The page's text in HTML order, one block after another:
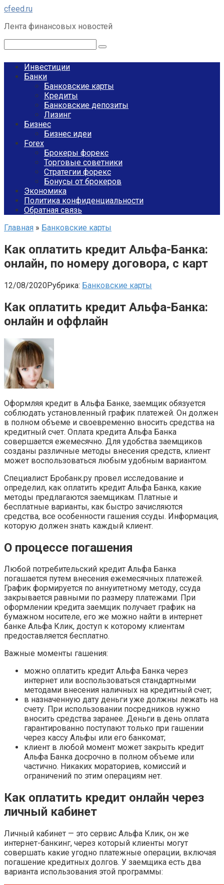
Перейти
контенту
cfeed.ru
Лента финансовых новостей
Инвестиции
Банки
Банковские карты
Кредиты
Банковские депозиты
Лизинг
Бизнес
Бизнес идеи
Forex
Брокеры форекс
Торговые советники
Стратегии форекс
Бонусы от брокеров
Экономика
Политика конфиденциальности
Обратная связь
Главная » Банковские карты
Как оплатить кредит Альфа-Банка:
онлайн, по номеру договора, с карт
12/08/2020Рубрика: Банковские карты
Как оплатить кредит Альфа-Банка:
онлайн и оффлайн
Оформляя кредит в Альфа Банке, заемщик обязуется
соблюдать установленный график платежей. Он должен
в полном объеме и своевременно вносить средства на
кредитный счет. Оплата кредита Альфа Банка
совершается ежемесячно. Для удобства заемщиков
созданы различные методы внесения средств, клиент
может воспользоваться любым удобным вариантом.
Специалист Бробанк.ру провел исследование и
определил, как оплатить кредит Альфа Банка, какие
методы предлагаются заемщикам. Платные и
бесплатные варианты, как быстро зачисляются
средства, все особенности гашения ссуды. Информация,
которую должен знать каждый клиент.
О процессе погашения
Любой потребительский кредит Альфа Банка
погашается путем внесения ежемесячных платежей.
График формируется по аннуитетному методу, ссуда
закрывается равными по размеру платежами. При
оформлении кредита заемщик получает график на
бумажном носителе, его же можно найти в интернет
банке Альфа Клик, доступ к которому клиентам
предоставляется бесплатно.
Важные моменты гашения:
можно оплатить кредит Альфа Банка через
интернет или воспользоваться стандартными
методами внесения наличных на кредитный счет;
в назначенную дату деньги уже должны лежать на
счету. При использовании посредников нужно
вносить средства заранее. Деньги в день оплата
гарантированно поступают только при гашении
через кассу Альфы или его банкомат;
клиент в любой момент может закрыть кредит
Альфа Банка досрочно в полном объеме или
частично. Никаких мораториев, комиссий и
ограничений по этим операциям нет.
Как оплатить кредит онлайн через
личный кабинет
Личный кабинет — это сервис Альфа Клик, он же
интернет-банкинг, через который клиенты могут
совершать какие угодно платежные операции, включая
погашение кредитных долгов. У заемщика есть два
варианта использования этой программы: